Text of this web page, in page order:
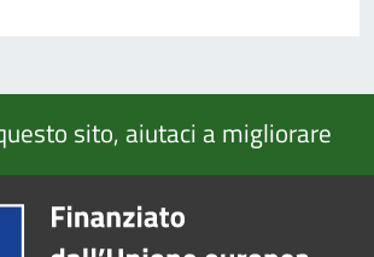
sito, aiutaci a migliorare